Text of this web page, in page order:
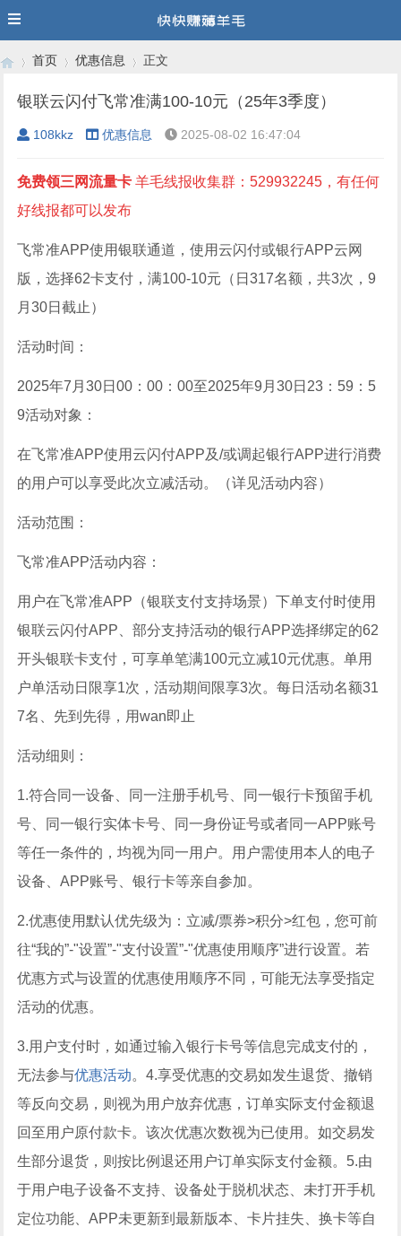
›
首页
›
优惠信息
›
正文
银联云闪付飞常准满100-10元（25年3季度）
108kkz 优惠信息 2025-08-02 16:47:04
免费领三网流量卡 羊毛线报收集群：529932245，有任何
好线报都可以发布
飞常准APP使用银联通道，使用云闪付或银行APP云网
版，选择62卡支付，满100-10元（日317名额，共3次，9
月30日截止）
活动时间：
2025年7月30日00：00：00至2025年9月30日23：59：5
9活动对象：
在飞常准APP使用云闪付APP及/或调起银行APP进行消费
的用户可以享受此次立减活动。（详见活动内容）
活动范围：
飞常准APP活动内容：
用户在飞常准APP（银联支付支持场景）下单支付时使用
银联云闪付APP、部分支持活动的银行APP选择绑定的62
开头银联卡支付，可享单笔满100元立减10元优惠。单用
户单活动日限享1次，活动期间限享3次。每日活动名额31
7名、先到先得，用wan即止
活动细则：
1.符合同一设备、同一注册手机号、同一银行卡预留手机
号、同一银行实体卡号、同一身份证号或者同一APP账号
等任一条件的，均视为同一用户。用户需使用本人的电子
设备、APP账号、银行卡等亲自参加。
2.优惠使用默认优先级为：立减/票券>积分>红包，您可前
往“我的”-"设置”-"支付设置”-"优惠使用顺序”进行设置。若
优惠方式与设置的优惠使用顺序不同，可能无法享受指定
活动的优惠。
3.用户支付时，如通过输入银行卡号等信息完成支付的，
无法参与优惠活动。4.享受优惠的交易如发生退货、撤销
等反向交易，则视为用户放弃优惠，订单实际支付金额退
回至用户原付款卡。该次优惠次数视为已使用。如交易发
生部分退货，则按比例退还用户订单实际支付金额。5.由
于用户电子设备不支持、设备处于脱机状态、未打开手机
定位功能、APP未更新到最新版本、卡片挂失、换卡等自